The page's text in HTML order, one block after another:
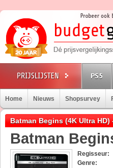
PS5
Home Nieuws Shopsurvey
Batman Begins (4K Ultra
Batman
Regisseur:
Genre: